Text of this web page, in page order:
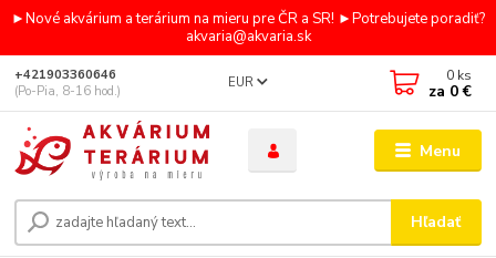
►Nové akvárium a terárium na mieru pre ČR a SR! ►Potrebujete poradiť?
akvaria@akvaria.sk
Menu
EUR
Hľadať
+421903360646
(Po-Pia, 8-16 hod.)
0 ks
za 0 €